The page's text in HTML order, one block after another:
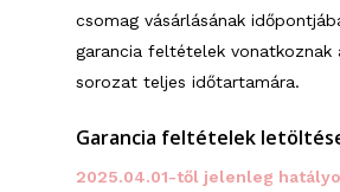
csomag vásárlásának
garancia feltételek vonatkoznak
sorozat teljes időtartamára.
Garancia feltételek
2025.04.01-től jelenleg